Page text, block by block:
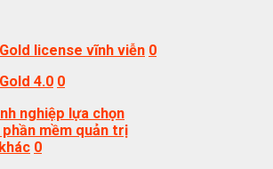
license vĩnh viễn 0
4.0 0
nghiệp lựa chọn
mềm quản trị
0